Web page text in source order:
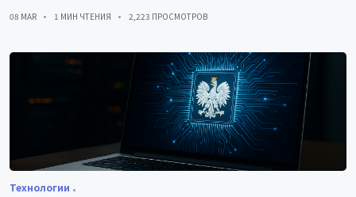
08 MAR 1 МИН ЧТЕНИЯ 2,223 ПРОСМОТРОВ
Технологии